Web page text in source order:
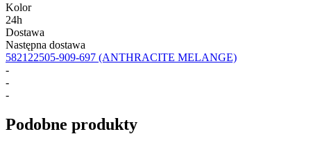
Kolor
24h
Dostawa
Następna dostawa
582122505-909-697 (ANTHRACITE MELANGE)
-
-
-
Podobne produkty